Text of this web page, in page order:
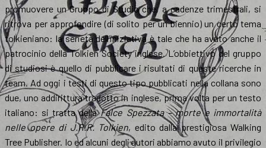
promuovere un Gruppo di Studio che, a cadenze trimestrali, si
ritrova per approfondire (di solito per un biennio) un certo tema
tolkieniano: la serietà dell’iniziativa è tale che ha avuto anche il
patrocinio della Tolkien Society inglese. L’obbiettivo del gruppo
di studiosi è quello di pubblicare i risultati di queste ricerche in
team. Ad oggi i testi di questo tipo pubblicati nella collana sono
due, uno addirittura tradotto in inglese, prima volta per un testo
italiano: si tratta dellaFalce Spezzata – morte e immortalità
nelle opere di J.R.R. Tolkien, edito dalla prestigiosa Walking
Tree Publisher. Io ed alcuni degli autori abbiamo avuto il privilegio